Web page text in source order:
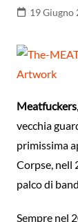
19 Giugno
Meatfuckers
vecchia
primissima
Corpse, nell
palco di
Sempre nel